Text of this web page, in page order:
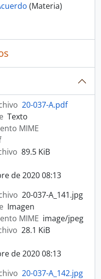
(Materia)
20-037-A.pdf
Texto
MIME
89.5 KiB
de 2020 08:13
20-037-A_141.jpg
Imagen
MIME image/jpeg
28.1 KiB
de 2020 08:13
20-037-A_142.jpg